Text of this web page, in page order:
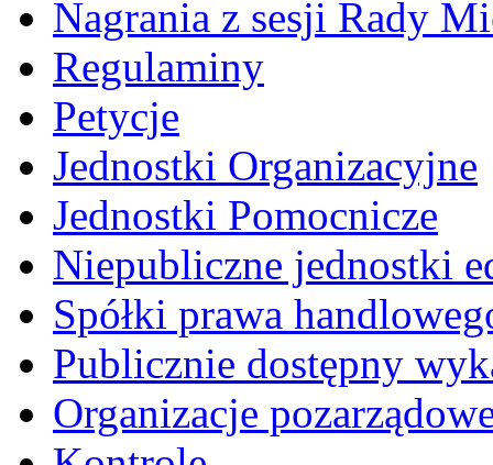
Nagrania z sesji Rady
Regulaminy
Petycje
Jednostki Organizacyjne
Jednostki Pomocnicze
Niepubliczne jednostki
Spółki prawa
Publicznie dostępny
Organizacje